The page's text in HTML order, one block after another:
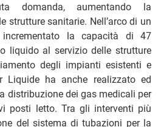
domanda, aumentando la
strutture sanitarie. Nell’arco di un
la capacità di 47
liquido al servizio delle strutture
degli impianti esistenti e
Liquide ha anche realizzato ed
distribuzione dei gas medicali per
posti letto. Tra gli interventi più
del sistema di tubazioni per la